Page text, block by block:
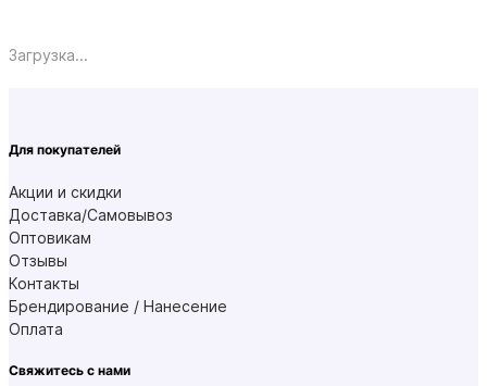
Загрузка...
Для покупателей
Акции и скидки
Доставка/Самовывоз
Оптовикам
Отзывы
Контакты
Брендирование / Нанесение
Оплата
Свяжитесь с нами